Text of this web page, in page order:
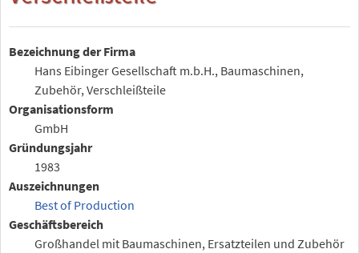
Bezeichnung der Firma
Hans Eibinger Gesellschaft m.b.H., Baumaschinen,
Zubehör, Verschleißteile
Organisationsform
GmbH
Gründungsjahr
1983
Auszeichnungen
Best of Production
Geschäftsbereich
Großhandel mit Baumaschinen, Ersatzteilen und Zubehör